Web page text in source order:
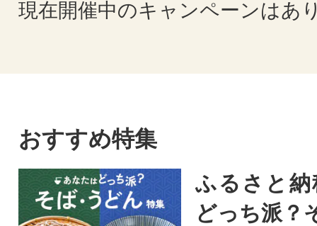
現在開催中のキャンペーンはあ
おすすめ特集
ふるさと
どっち派？